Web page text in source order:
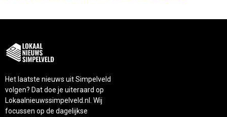
Het laatste nieuws uit Simpelveld
volgen? Dat doe je uiteraard op
Lokaalnieuwssimpelveld.nl. Wij
focussen op de dagelijkse